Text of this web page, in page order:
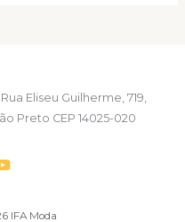
Eliseu Guilherme, 719,
Preto CEP 14025-020
IFA Moda